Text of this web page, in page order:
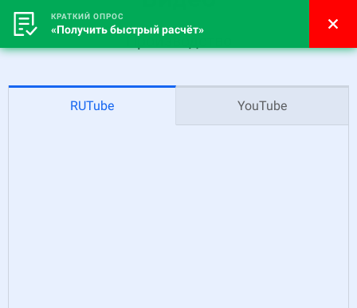
Производство
RUTube YouTube
КРАТКИЙ ОПРОС
«Получить быстрый расчёт»